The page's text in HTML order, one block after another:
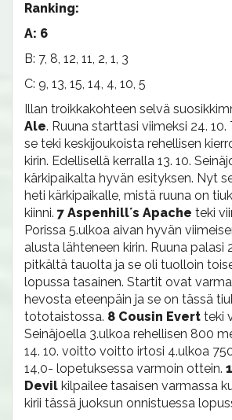
Ranking:
A: 6
B: 7, 8, 12, 11, 2, 1, 3
C: 9, 13, 15, 14, 4, 10, 5
Illan troikkakohteen selvä
Ale. Ruuna starttasi viimeksi 24. 10.
se teki keskijoukoista rehellisen
kirin. Edellisellä kerralla 13. 10.
kärkipaikalta hyvän esityksen. Nyt
heti kärkipaikalle, mistä ruuna on
kiinni. 7 Aspenhill´s Apache teki
Porissa 5.ulkoa aivan hyvän
alusta lähteneen kirin. Ruuna palasi
pitkältä tauolta ja se oli tuolloin
lopussa tasainen. Startit ovat
hevosta eteenpäin ja se on tässä
tototaistossa. 8 Cousin Evert teki
Seinäjoella 3.ulkoa rehellisen 800
14. 10. voitto voitto irtosi 4.ulkoa
14,0- lopetuksessa varmoin ottein.
Devil kilpailee tasaisen varmassa
kirii tässä juoksun onnistuessa